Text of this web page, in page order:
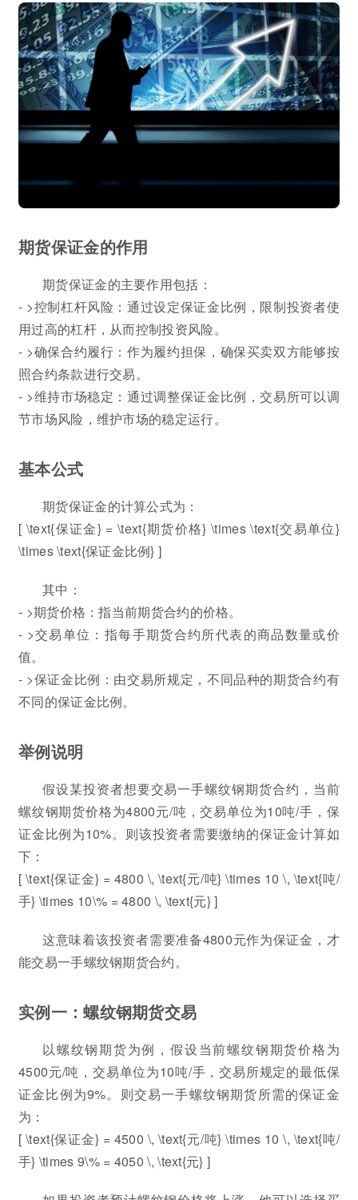
期货保证金的作用
期货保证金的主要作用包括：
- >控制杠杆风险：通过设定保证金比例，限制投资者使
用过高的杠杆，从而控制投资风险。
- >确保合约履行：作为履约担保，确保买卖双方能够按
照合约条款进行交易。
- >维持市场稳定：通过调整保证金比例，交易所可以调
节市场风险，维护市场的稳定运行。
基本公式
期货保证金的计算公式为：
[ \text{保证金} = \text{期货价格} \times \text{交易单位}
\times \text{保证金比例} ]
其中：
- >期货价格：指当前期货合约的价格。
- >交易单位：指每手期货合约所代表的商品数量或价
值。
- >保证金比例：由交易所规定，不同品种的期货合约有
不同的保证金比例。
举例说明
假设某投资者想要交易一手螺纹钢期货合约，当前
螺纹钢期货价格为4800元/吨，交易单位为10吨/手，保
证金比例为10%。则该投资者需要缴纳的保证金计算如
下：
[ \text{保证金} = 4800 \, \text{元/吨} \times 10 \, \text{吨/
手} \times 10\% = 4800 \, \text{元} ]
这意味着该投资者需要准备4800元作为保证金，才
能交易一手螺纹钢期货合约。
实例一：螺纹钢期货交易
以螺纹钢期货为例，假设当前螺纹钢期货价格为
4500元/吨，交易单位为10吨/手，交易所规定的最低保
证金比例为9%。则交易一手螺纹钢期货所需的保证金
为：
[ \text{保证金} = 4500 \, \text{元/吨} \times 10 \, \text{吨/
手} \times 9\% = 4050 \, \text{元} ]